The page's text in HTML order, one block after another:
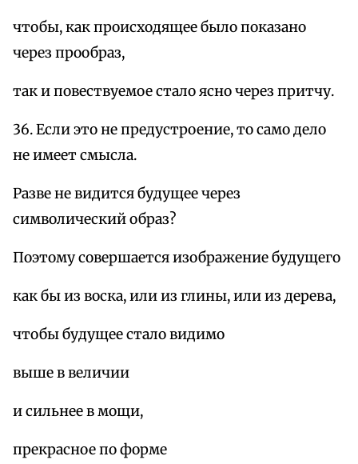
чтобы, как происходящее было показано
через прообраз,
так и повествуемое стало ясно через притчу.
36. Если это не предустроение, то само дело
не имеет смысла.
Разве не видится будущее через
символический образ?
Поэтому совершается изображение будущего
как бы из воска, или из глины, или из дерева,
чтобы будущее стало видимо
выше в величии
и сильнее в мощи,
прекрасное по форме